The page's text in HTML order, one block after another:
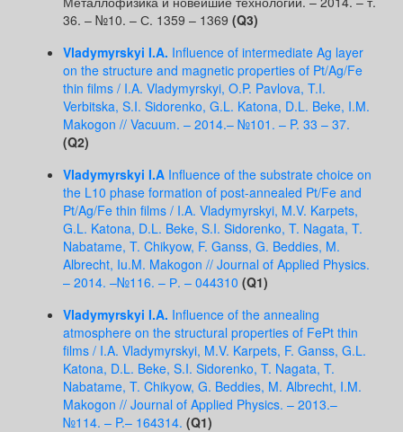
36. – №10. – С. 1359 – 1369 (Q3)
Vladymyrskyi I.A. Influence of intermediate Ag layer
on the structure and magnetic properties of Pt/Ag/Fe
thin films / I.A. Vladymyrskyi, O.P. Pavlova, T.I.
Verbitska, S.I. Sidorenko, G.L. Katona, D.L. Beke, I.M.
Makogon // Vacuum. – 2014.– №101. – P. 33 – 37.
(Q2)
Vladymyrskyi I.A Influence of the substrate choice on
the L10 phase formation of post-annealed Pt/Fe and
Pt/Ag/Fe thin films / I.A. Vladymyrskyi, M.V. Karpets,
G.L. Katona, D.L. Beke, S.I. Sidorenko, T. Nagata, T.
Nabatame, T. Chikyow, F. Ganss, G. Beddies, M.
Albrecht, Iu.M. Makogon // Journal of Applied Physics.
– 2014. –№116. – Р. – 044310 (Q1)
Vladymyrskyi I.A. Influence of the annealing
atmosphere on the structural properties of FePt thin
films / I.A. Vladymyrskyi, M.V. Karpets, F. Ganss, G.L.
Katona, D.L. Beke, S.I. Sidorenko, T. Nagata, T.
Nabatame, T. Chikyow, G. Beddies, M. Albrecht, I.M.
Makogon // Journal of Applied Physics. – 2013.–
№114. – P.– 164314. (Q1)